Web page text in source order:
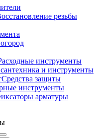
резьбы
инструменты
и инструменты
Средства защиты
инструменты
арматуры